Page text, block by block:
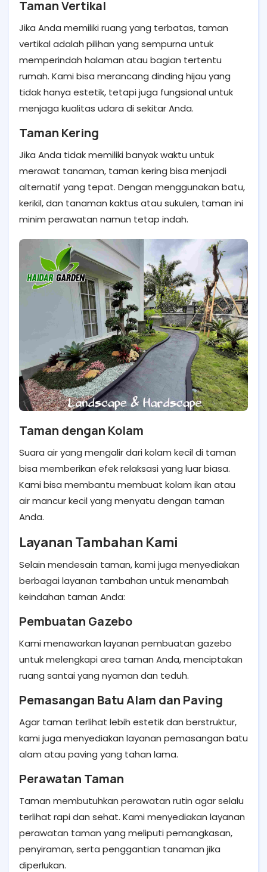
Taman Vertikal
Jika Anda memiliki ruang yang terbatas, taman
vertikal adalah pilihan yang sempurna untuk
memperindah halaman atau bagian tertentu
rumah. Kami bisa merancang dinding hijau yang
tidak hanya estetik, tetapi juga fungsional untuk
menjaga kualitas udara di sekitar Anda.
Taman Kering
Jika Anda tidak memiliki banyak waktu untuk
merawat tanaman, taman kering bisa menjadi
alternatif yang tepat. Dengan menggunakan batu,
kerikil, dan tanaman kaktus atau sukulen, taman ini
minim perawatan namun tetap indah.
Taman dengan Kolam
Suara air yang mengalir dari kolam kecil di taman
bisa memberikan efek relaksasi yang luar biasa.
Kami bisa membantu membuat kolam ikan atau
air mancur kecil yang menyatu dengan taman
Anda.
Layanan Tambahan Kami
Selain mendesain taman, kami juga menyediakan
berbagai layanan tambahan untuk menambah
keindahan taman Anda:
Pembuatan Gazebo
Kami menawarkan layanan pembuatan gazebo
untuk melengkapi area taman Anda, menciptakan
ruang santai yang nyaman dan teduh.
Pemasangan Batu Alam dan Paving
Agar taman terlihat lebih estetik dan berstruktur,
kami juga menyediakan layanan pemasangan batu
alam atau paving yang tahan lama.
Perawatan Taman
Taman membutuhkan perawatan rutin agar selalu
terlihat rapi dan sehat. Kami menyediakan layanan
perawatan taman yang meliputi pemangkasan,
penyiraman, serta penggantian tanaman jika
diperlukan.